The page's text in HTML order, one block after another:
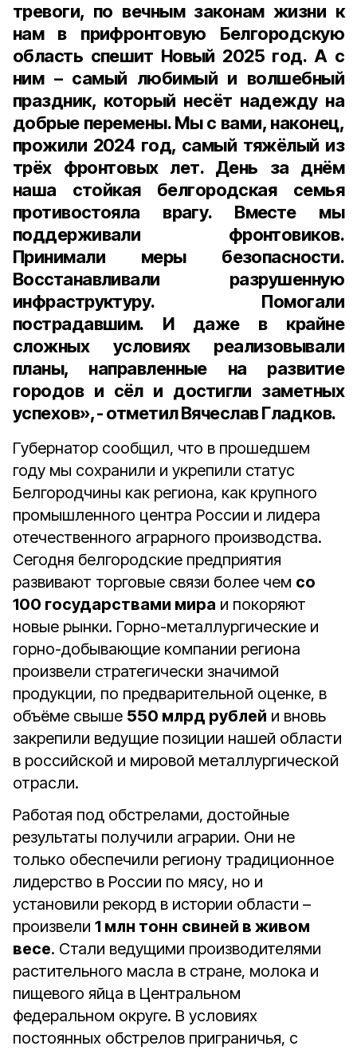
тревоги, по вечным законам жизни к
нам в прифронтовую Белгородскую
область спешит Новый 2025 год. А с
ним – самый любимый и волшебный
праздник, который несёт надежду на
добрые перемены. Мы с вами, наконец,
прожили 2024 год, самый тяжёлый из
трёх фронтовых лет. День за днём
наша стойкая белгородская семья
противостояла врагу. Вместе мы
поддерживали фронтовиков.
Принимали меры безопасности.
Восстанавливали разрушенную
инфраструктуру. Помогали
пострадавшим. И даже в крайне
сложных условиях реализовывали
планы, направленные на развитие
городов и сёл и достигли заметных
успехов», - отметил Вячеслав Гладков.
Губернатор сообщил, что в прошедшем
году мы сохранили и укрепили статус
Белгородчины как региона, как крупного
промышленного центра России и лидера
отечественного аграрного производства.
Сегодня белгородские предприятия
развивают торговые связи более чем со
100 государствами мира и покоряют
новые рынки. Горно-металлургические и
горно-добывающие компании региона
произвели стратегически значимой
продукции, по предварительной оценке, в
объёме свыше 550 млрд рублей и вновь
закрепили ведущие позиции нашей области
в российской и мировой металлургической
отрасли.
Работая под обстрелами, достойные
результаты получили аграрии. Они не
только обеспечили региону традиционное
лидерство в России по мясу, но и
установили рекорд в истории области –
произвели 1 млн тонн свиней в живом
весе. Стали ведущими производителями
растительного масла в стране, молока и
пищевого яйца в Центральном
федеральном округе. В условиях
постоянных обстрелов приграничья, с